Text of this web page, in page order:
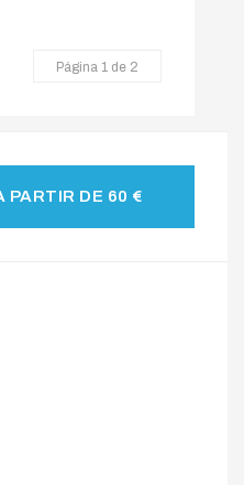
Página 1 de 2
PARTIR DE 60 €